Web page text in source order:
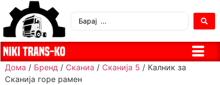
Дома / Бренд / Сканиа / Сканија 5 / Калник за
Сканија горе рамен